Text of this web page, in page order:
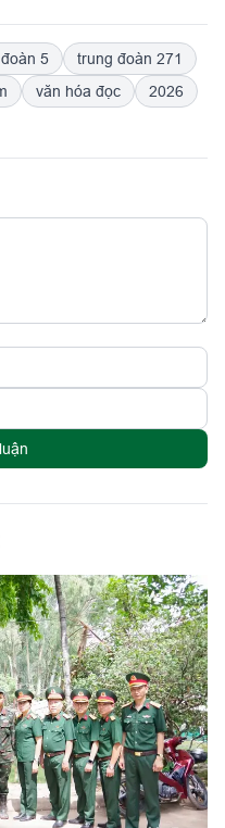
5
trung đoàn 271
văn hóa đọc
2026